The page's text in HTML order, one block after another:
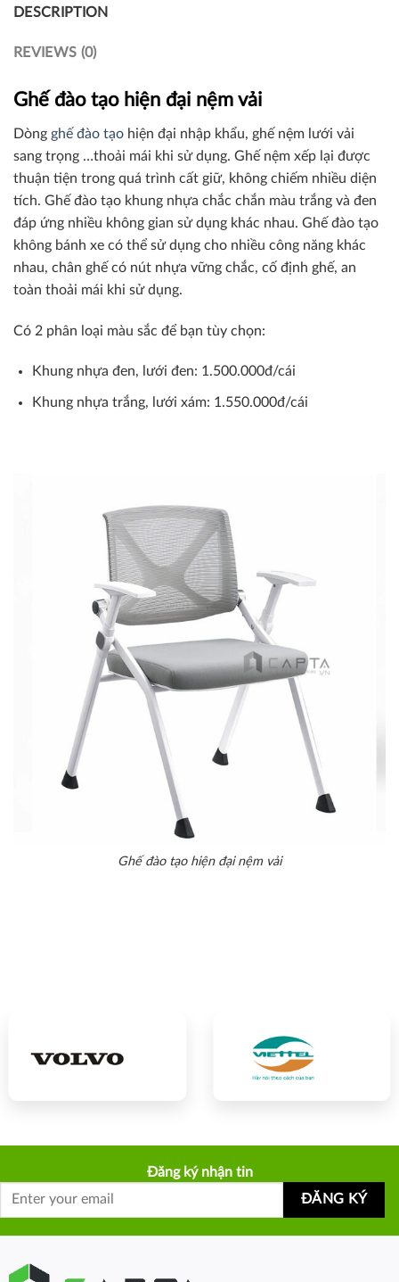
DESCRIPTION
REVIEWS (0)
Ghế đào tạo hiện đại nệm vải
Dòng ghế đào tạo hiện đại nhập khẩu, ghế nệm lưới vải
sang trọng …thoải mái khi sử dụng. Ghế nệm xếp lại được
thuận tiện trong quá trình cất giữ, không chiếm nhiều diện
tích. Ghế đào tạo khung nhựa chắc chắn màu trắng và đen
đáp ứng nhiều không gian sử dụng khác nhau. Ghế đào tạo
không bánh xe có thể sử dụng cho nhiều công năng khác
nhau, chân ghế có nút nhựa vững chắc, cố định ghế, an
toàn thoải mái khi sử dụng.
Có 2 phân loại màu sắc để bạn tùy chọn:
Khung nhựa đen, lưới đen: 1.500.000đ/cái
Khung nhựa trắng, lưới xám: 1.550.000đ/cái
Ghế đào tạo hiện đại nệm vải
Đăng ký nhận tin